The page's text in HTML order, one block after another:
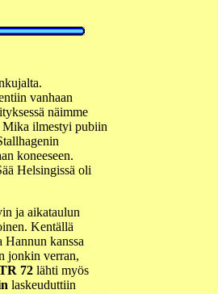
vanhaan
näimme
Mika ilmestyi pubiin
koneeseen.
Helsingissä oli
ja aikataulun
Kentällä
Hannun kanssa
jonkin verran,
72 lähti myös
laskeuduttiin